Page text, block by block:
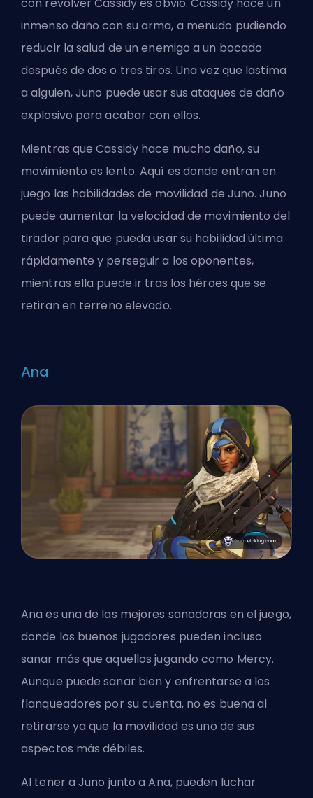
con revólver Cassidy es obvio. Cassidy hace un
inmenso daño con su arma, a menudo pudiendo
reducir la salud de un enemigo a un bocado
después de dos o tres tiros. Una vez que lastima
a alguien, Juno puede usar sus ataques de daño
explosivo para acabar con ellos.
Mientras que Cassidy hace mucho daño, su
movimiento es lento. Aquí es donde entran en
juego las habilidades de movilidad de Juno. Juno
puede aumentar la velocidad de movimiento del
tirador para que pueda usar su habilidad última
rápidamente y perseguir a los oponentes,
mientras ella puede ir tras los héroes que se
retiran en terreno elevado.
Ana
Ana es una de las mejores sanadoras en el juego,
donde los buenos jugadores pueden incluso
sanar más que aquellos jugando como Mercy.
Aunque puede sanar bien y enfrentarse a los
flanqueadores por su cuenta, no es buena al
retirarse ya que la movilidad es uno de sus
aspectos más débiles.
Al tener a Juno junto a Ana, pueden luchar